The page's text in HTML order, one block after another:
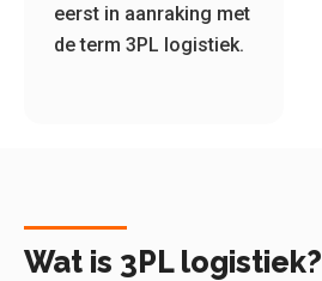
eerst in aanraking met
de term 3PL logistiek.
Wat is 3PL logistiek?